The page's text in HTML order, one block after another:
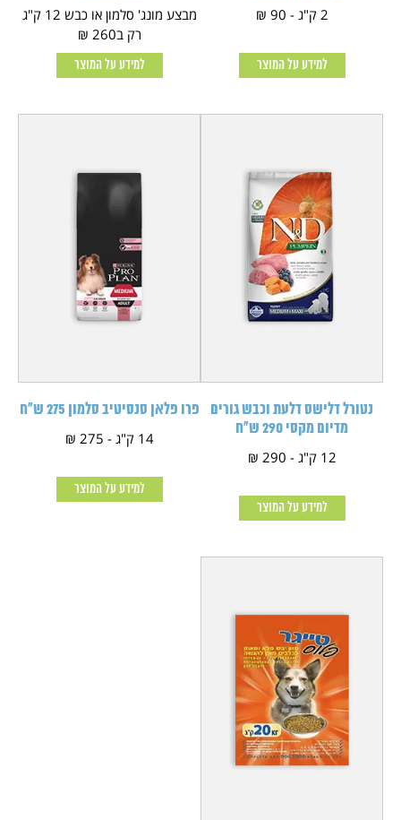
2 ק"ג - 90 ₪
למידע על המוצר
מבצע מונג' סלמון או כבש 12 ק"ג
רק ב260 ₪
למידע על המוצר
נטורל דלישס דלעת וכבש גורים
מדיום מקסי 290 ש"ח
12 ק"ג - 290 ₪
למידע על המוצר
פרו פלאן סנסיטיב סלמון 275 ש"ח
14 ק"ג - 275 ₪
למידע על המוצר